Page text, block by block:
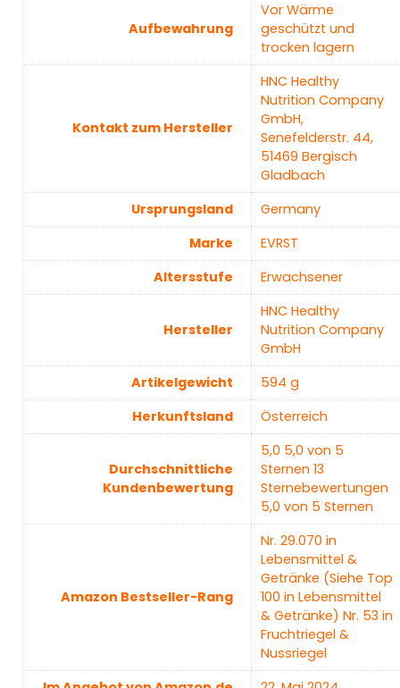
Aufbewahrung
‎Vor Wärme
geschützt und
trocken lagern
Kontakt zum Hersteller
‎HNC Healthy
Nutrition Company
GmbH,
Senefelderstr. 44,
51469 Bergisch
Gladbach
Ursprungsland
Germany
Marke
‎EVRST
Altersstufe
‎Erwachsener
Hersteller
‎HNC Healthy
Nutrition Company
GmbH
Artikelgewicht
‎594 g
Herkunftsland
‎Österreich
Durchschnittliche
Kundenbewertung
5,0 5,0 von 5
Sternen 13
Sternebewertungen
5,0 von 5 Sternen
Amazon Bestseller-Rang
Nr. 29.070 in
Lebensmittel &
Getränke (Siehe Top
100 in Lebensmittel
& Getränke) Nr. 53 in
Fruchtriegel &
Nussriegel